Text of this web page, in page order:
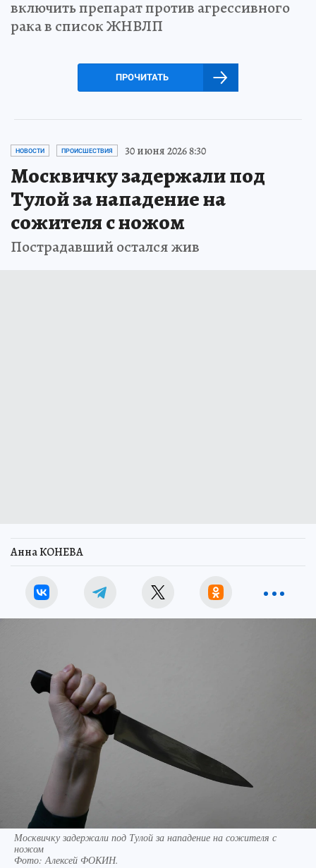
включить препарат против агрессивного
рака в список ЖНВЛП
ПРОЧИТАТЬ
НОВОСТИ ПРОИСШЕСТВИЯ 30 июня 2026 8:30
Москвичку задержали под
Тулой за нападение на
сожителя с ножом
Пострадавший остался жив
Анна КОНЕВА
Москвичку задержали под Тулой за нападение на сожителя с
ножом
Фото:Алексей ФОКИН.